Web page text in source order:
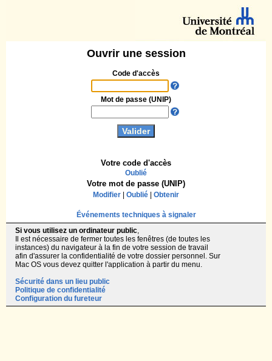
Ouvrir une session
Code d'accès
Votre code d'accès
Oublié
Mot de passe (UNIP)
Votre mot de passe (UNIP)
Modifier Oublié Obtenir
Événements techniques à signaler
Si vous utilisez un ordinateur public,
Il est nécessaire de fermer toutes les fenêtres (de toutes les
instances) du navigateur à la fin de votre session de travail
afin d'assurer la confidentialité de votre dossier personnel. Sur
Mac OS vous devez quitter l'application à partir du menu.
Sécurité dans un lieu public
Politique de confidentialité
Configuration du fureteur